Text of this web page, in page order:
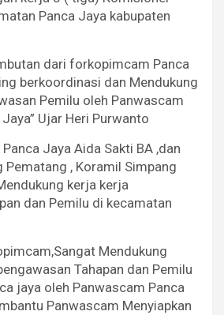
Panca Jaya kabupaten
dari forkopimcam Panca
berkoordinasi dan Mendukung
Pemilu oleh Panwascam
Ujar Heri Purwanto
Jaya Aida Sakti BA ,dan
Pematang , Koramil Simpang
kerja kerja
dan Pemilu di kecamatan
Mendukung
Tahapan dan Pemilu
jaya oleh Panwascam Panca
Panwascam Menyiapkan